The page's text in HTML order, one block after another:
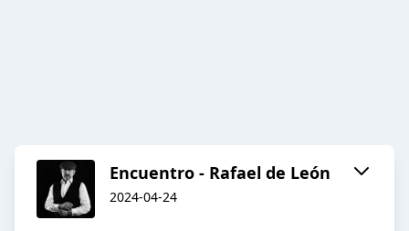
Encuentro - Rafael de León
2024-04-24